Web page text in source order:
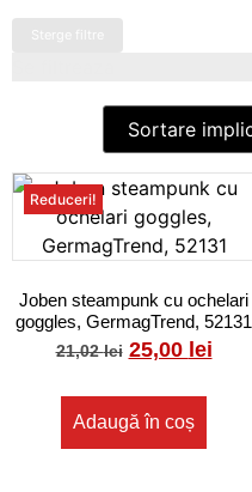
Sterge filtre
Reduceri!
Joben steampunk cu ochelari
goggles, GermagTrend, 52131
21,02lei 25,00 lei
Adaugă în coș